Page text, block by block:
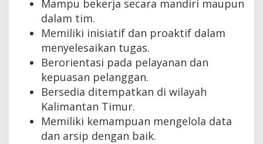
Mampu bekerja secara mandiri maupun
dalam tim.
Memiliki inisiatif dan proaktif dalam
menyelesaikan tugas.
Berorientasi pada pelayanan dan
kepuasan pelanggan.
Bersedia ditempatkan di wilayah
Kalimantan Timur.
Memiliki kemampuan mengelola data
dan arsip dengan baik.